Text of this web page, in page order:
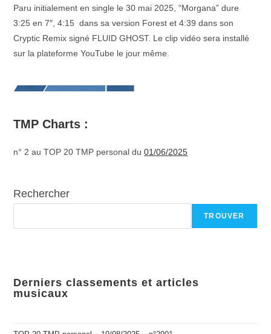
Paru initialement en single le 30 mai 2025, “Morgana” dure
3:25 en 7″, 4:15 dans sa version Forest et 4:39 dans son
Cryptic Remix signé FLUID GHOST. Le clip vidéo sera installé
sur la plateforme YouTube le jour même.
TMP Charts :
n° 2 au TOP 20 TMP personal du01/06/2025
Rechercher
TROUVER
Derniers classements et articles
musicaux